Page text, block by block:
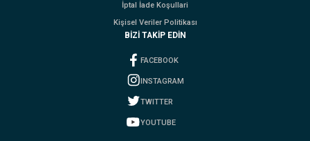
İptal İade Koşullari
Kişisel Veriler Politikası
BİZİ TAKİP EDİN
FACEBOOK
INSTAGRAM
TWITTER
YOUTUBE